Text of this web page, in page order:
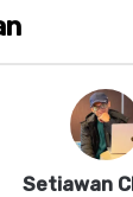
Setiawan